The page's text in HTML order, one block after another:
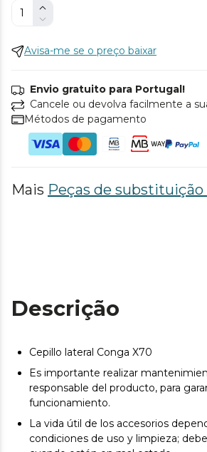
Avisa-me se o preço baixar
Envio gratuito para Portugal!
Cancele ou devolva facilmente a
Métodos de pagamento
Mais Peças de
Descrição
Cepillo lateral Conga X70
Es importante realizar
responsable del producto, para
funcionamiento.
La vida útil de los accesorios
condiciones de uso y limpieza;